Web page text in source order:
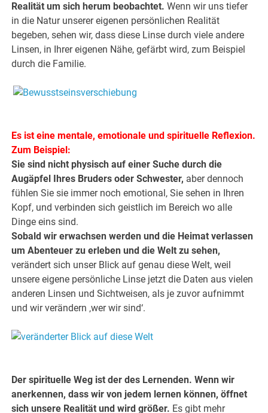
Realität um sich herum beobachtet. Wenn wir uns tiefer
in die Natur unserer eigenen persönlichen Realität
begeben, sehen wir, dass diese Linse durch viele andere
Linsen, in Ihrer eigenen Nähe, gefärbt wird, zum Beispiel
durch die Familie.
Es ist eine mentale, emotionale und spirituelle Reflexion.
Zum Beispiel:
Sie sind nicht physisch auf einer Suche durch die
Augäpfel Ihres Bruders oder Schwester, aber dennoch
fühlen Sie sie immer noch emotional, Sie sehen in Ihren
Kopf, und verbinden sich geistlich im Bereich wo alle
Dinge eins sind.
Sobald wir erwachsen werden und die Heimat verlassen
um Abenteuer zu erleben und die Welt zu sehen,
verändert sich unser Blick auf genau diese Welt, weil
unsere eigene persönliche Linse jetzt die Daten aus vielen
anderen Linsen und Sichtweisen, als je zuvor aufnimmt
und wir verändern ‚wer wir sind‘.
Der spirituelle Weg ist der des Lernenden. Wenn wir
anerkennen, dass wir von jedem lernen können, öffnet
sich unsere Realität und wird größer. Es gibt mehr